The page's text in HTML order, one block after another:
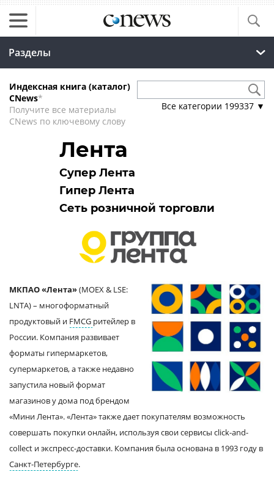
Разделы
Индексная книга (каталог)
CNews*
Получите все материалы
CNews по ключевому слову
Все категории 199337 ▼
Лента
Супер Лента
Гипер Лента
Сеть розничной торговли
МКПАО «Лента»(MOEX & LSE:
LNTA) – многоформатный
продуктовый и FMCG ритейлер в
России. Компания развивает
форматы гипермаркетов,
супермаркетов, а также недавно
запустила новый формат
магазинов у дома под брендом
«Мини Лента». «Лента» также дает покупателям возможность
совершать покупки онлайн, используя свои сервисы click-and-
collect и экспресс-доставки. Компания была основана в 1993 году в
Санкт-Петербурге.